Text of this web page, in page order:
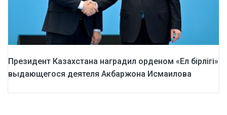
Президент Казахстана наградил орденом «Ел бірлігі»
выдающегося деятеля Акбаржона Исмаилова